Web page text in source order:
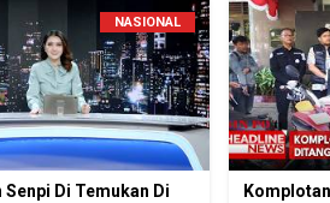
NASIONAL
Senpi Di Temukan Di